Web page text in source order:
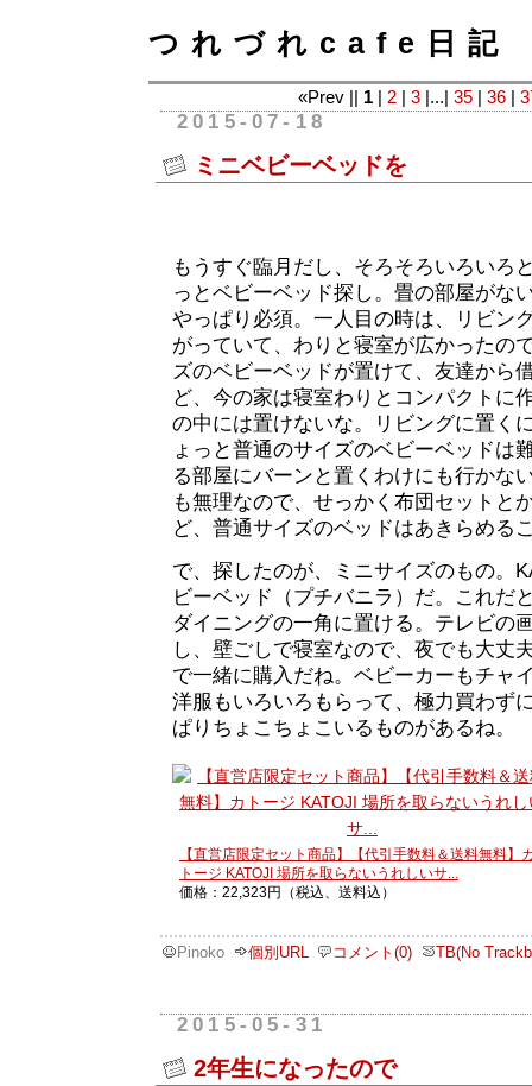
つれづれcafe日記
«Prev || 1 2 3 |...| 35 36
2015-07-18
ミニベビーベッドを
もうすぐ臨月だし、そろそろいろいろ
っとベビーベッド探し。畳の部屋がな
やっぱり必須。一人目の時は、リビン
がっていて、わりと寝室が広かったの
ズのベビーベッドが置けて、友達から
ど、今の家は寝室わりとコンパクトに
の中には置けないな。リビングに置く
ょっと普通のサイズのベビーベッドは
る部屋にバーンと置くわけにも行かな
も無理なので、せっかく布団セットと
ど、普通サイズのベッドはあきらめる
で、探したのが、ミニサイズのもの。
ビーベッド（プチバニラ）だ。これだ
ダイニングの一角に置ける。テレビの
し、壁ごしで寝室なので、夜でも大丈
で一緒に購入だね。ベビーカーもチャ
洋服もいろいろもらって、極力買わず
ぱりちょこちょこいるものがあるね。
【直営店限定セット商品】【代引手数料＆送料無料】
トージ KATOJI 場所を取らないうれしいサ...
価格：22,323円（税込、送料込）
Pinoko 個別URL コメント(0) TB(No
2015-05-31
2年生になったので